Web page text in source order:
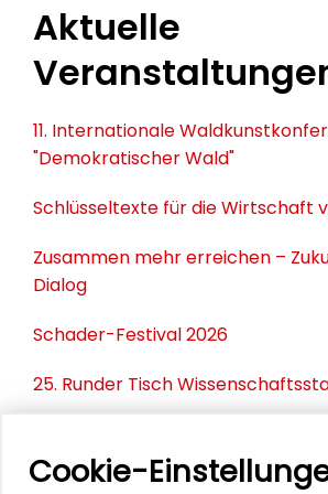
Aktuelle
11. Internationale
"Demokratischer Wald"
Schlüsseltexte für die Wirtschaft
Zusammen mehr erreichen –
Dialog
Schader-Festival 2026
25. Runder Tisch
PERSONEN IM KONTEXT
Cookie-